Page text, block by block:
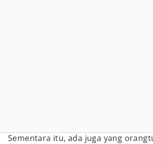
Sementara itu, ada juga yang